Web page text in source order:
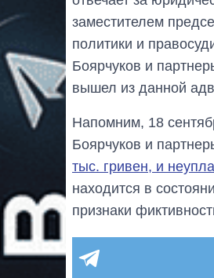
заместителем
политики и
Боярчуков и
вышел из данной
Напомним, 18
Боярчуков и
тыс. гривен, и
находится в
признаки